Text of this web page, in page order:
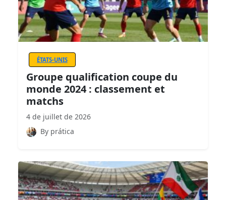
ÉTATS-UNIS
Groupe qualification coupe du
monde 2024 : classement et
matchs
4 de juillet de 2026
By prática